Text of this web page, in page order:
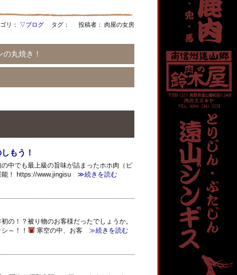
リ： ▽ブログ タグ： 投稿者： 肉屋の女房
丸焼き！
もう！
でも最上級の旨味が詰まったホホ肉（ビ
！ https://www.jingisu≫続きを読む
の！？被り物のお客様だったでしょうか。
～！！
寒空の中、お客 ≫続きを読む